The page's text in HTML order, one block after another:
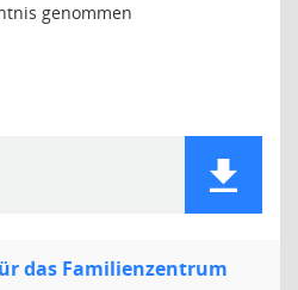
genommen
das Familienzentrum